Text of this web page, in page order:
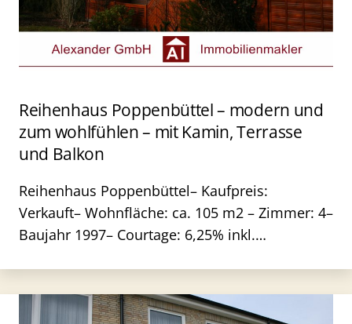
Reihenhaus Poppenbüttel – modern und
zum wohlfühlen – mit Kamin, Terrasse
und Balkon
Reihenhaus Poppenbüttel– Kaufpreis:
Verkauft– Wohnfläche: ca. 105 m2 – Zimmer: 4–
Baujahr 1997– Courtage: 6,25% inkl.…